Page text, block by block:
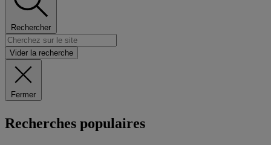
Rechercher
Vider la recherche
Fermer
Recherches populaires